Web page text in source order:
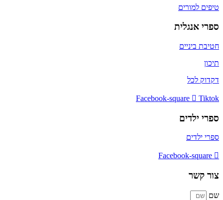
טיפים למורים
ספרי אנגלית
חטיבת ביניים
תיכון
דקדוק לכל
Facebook-square Tiktok
ספרי ילדים
ספרי ילדים
Facebook-square
צור קשר
שם